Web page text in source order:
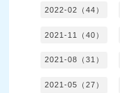
2022-02（44）
2021-11（40）
2021-08（31）
2021-05（27）